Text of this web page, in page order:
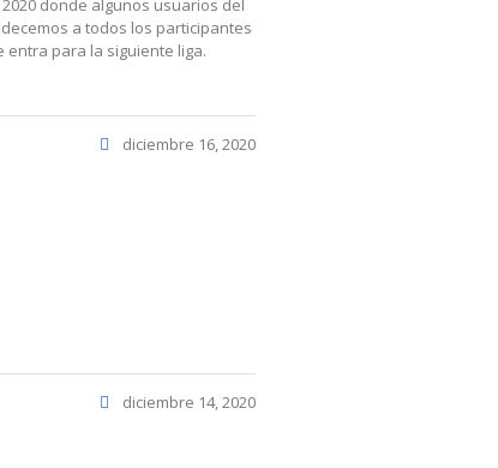
donde algunos usuarios del
a todos los participantes
para la siguiente liga.
diciembre 16, 2020
diciembre 14, 2020